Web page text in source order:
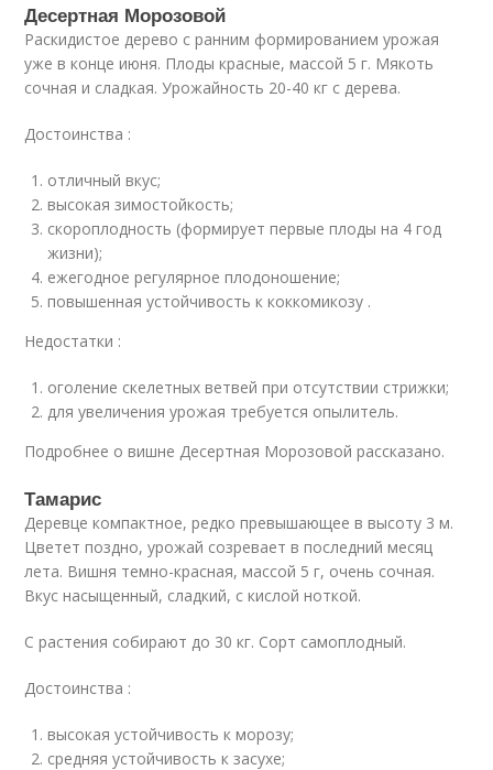
Десертная Морозовой
Раскидистое дерево с ранним формированием урожая
уже в конце июня. Плоды красные, массой 5 г. Мякоть
сочная и сладкая. Урожайность 20-40 кг с дерева.
Достоинства :
отличный вкус;
высокая зимостойкость;
скороплодность (формирует первые плоды на 4 год
жизни);
ежегодное регулярное плодоношение;
повышенная устойчивость к коккомикозу .
Недостатки :
оголение скелетных ветвей при отсутствии стрижки;
для увеличения урожая требуется опылитель.
Подробнее о вишне Десертная Морозовой рассказано.
Тамарис
Деревце компактное, редко превышающее в высоту 3 м.
Цветет поздно, урожай созревает в последний месяц
лета. Вишня темно-красная, массой 5 г, очень сочная.
Вкус насыщенный, сладкий, с кислой ноткой.
С растения собирают до 30 кг. Сорт самоплодный.
Достоинства :
высокая устойчивость к морозу;
средняя устойчивость к засухе;